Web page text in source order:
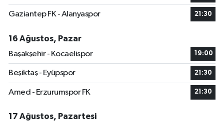
Gaziantep FK - Alanyaspor 21:30
16 Ağustos, Pazar
Başakşehir - Kocaelispor
19:00
Beşiktaş - Eyüpspor 21:30
Amed - Erzurumspor FK 21:30
17 Ağustos, Pazartesi